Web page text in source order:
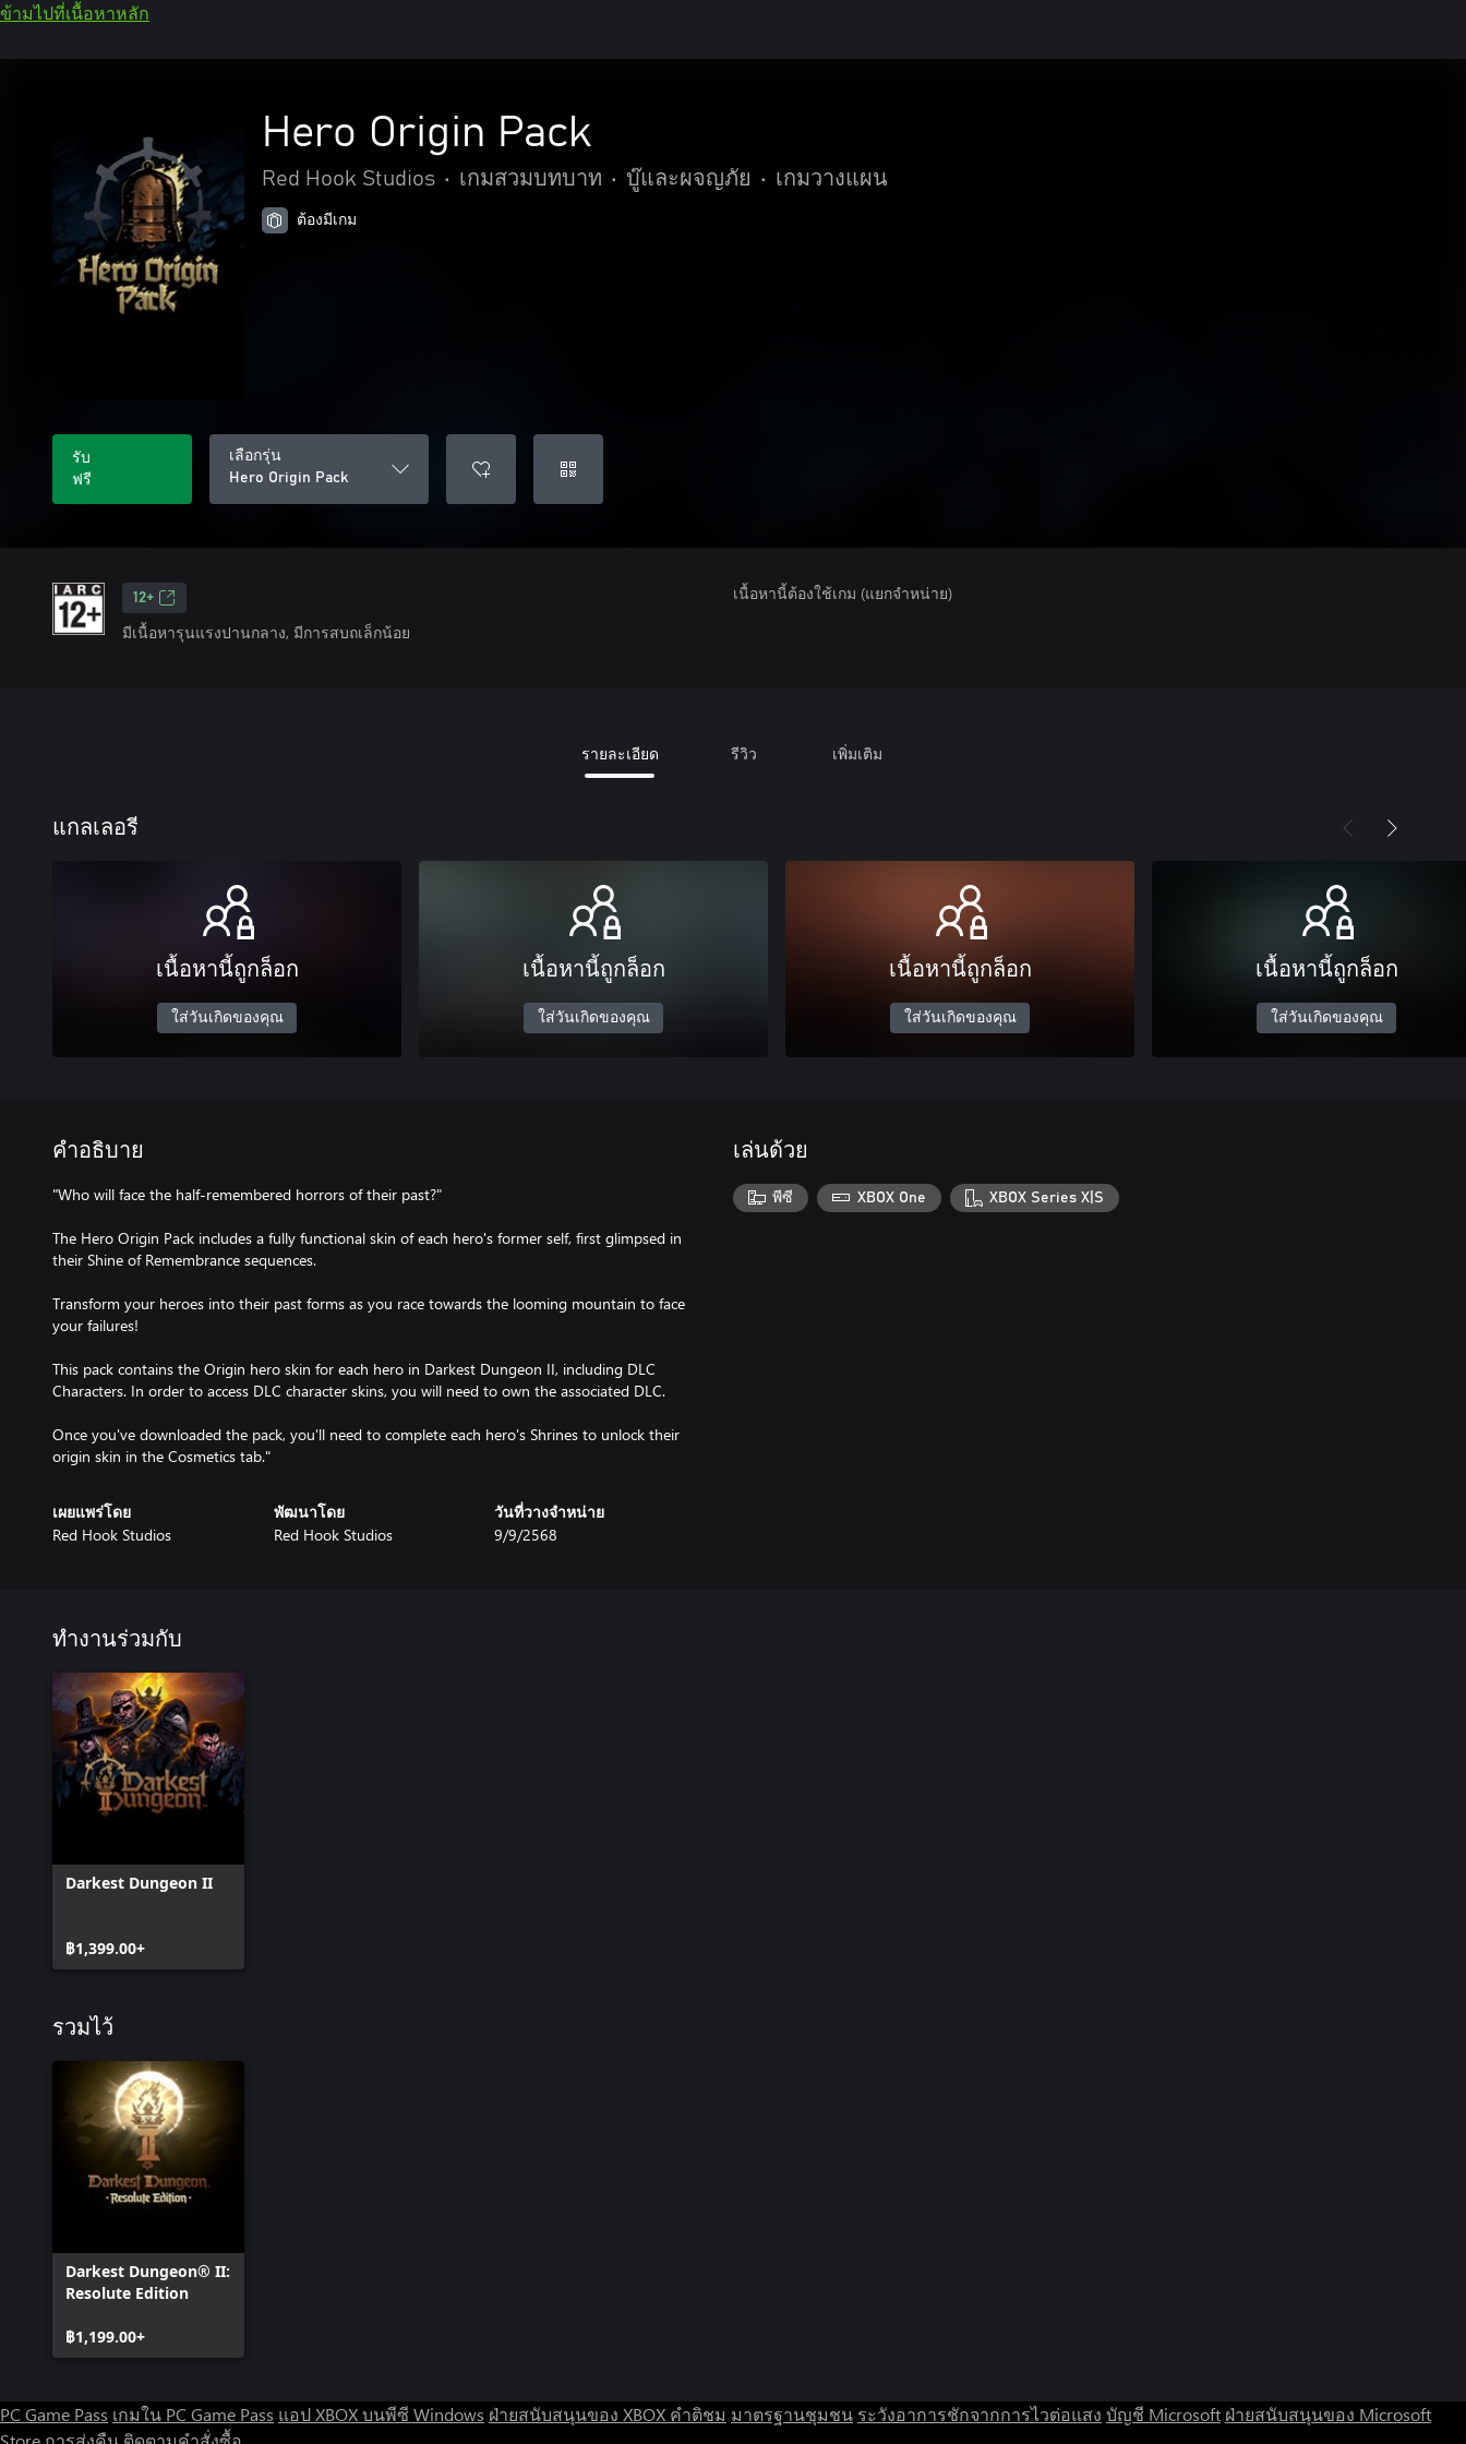
ข้ามไปที่เนื้อหาหลัก
Hero Origin Pack
Red Hook Studios • เกมสวมบทบาท • บู๊และผจญภัย • เกมวางแผน
ต้องมีเกม
รับ
ฟรี
เลือกรุ่น
Hero Origin Pack
12+
มีเนื้อหารุนแรงปานกลาง, มีการสบถเล็กน้อย
เนื้อหานี้ต้องใช้เกม (แยกจำหน่าย)
รายละเอียด รีวิว เพิ่มเติม
แกลเลอรี
เนื้อหานี้ถูกล็อก
ใส่วันเกิดของคุณ
เนื้อหานี้ถูกล็อก
ใส่วันเกิดของคุณ
เนื้อหานี้ถูกล็อก
ใส่วันเกิดของคุณ
เนื้อหานี้ถูกล็อก
ใส่วันเกิดของคุณ
คำอธิบาย
"Who will face the half-remembered horrors of their past?"
The Hero Origin Pack includes a fully functional skin of each hero's former self, first glimpsed in
their Shine of Remembrance sequences.
Transform your heroes into their past forms as you race towards the looming mountain to face
your failures!
This pack contains the Origin hero skin for each hero in Darkest Dungeon II, including DLC
Characters. In order to access DLC character skins, you will need to own the associated DLC.
Once you've downloaded the pack, you'll need to complete each hero's Shrines to unlock their
origin skin in the Cosmetics tab."
เผยแพร่โดย
Red Hook Studios
พัฒนาโดย
Red Hook Studios
วันที่วางจำหน่าย
9/9/2568
เล่นด้วย
พีซี XBOX One XBOX Series X|S
ทำงานร่วมกับ
Darkest Dungeon II
฿1,399.00+
รวมไว้
Darkest Dungeon® II:
Resolute Edition
฿1,199.00+
PC Game Pass เกมใน PC Game Pass แอป XBOX บนพีซี Windows ฝ่ายสนับสนุนของ XBOX คำติชม มาตรฐานชุมชน ระวังอาการชักจากการไวต่อแสง บัญชี Microsoft ฝ่ายสนับสนุนของ Microsoft